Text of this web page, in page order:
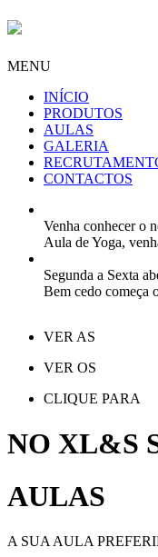
MENU
INÍCIO
PRODUTOS
AULAS
GALERIA
CONTACTOS
Venha conhecer o
Aula de Yoga,
Segunda a Sexta
Bem cedo começa
VER AS
VER OS
CLIQUE PARA
NO XL&S
AULAS
A SUA AULA